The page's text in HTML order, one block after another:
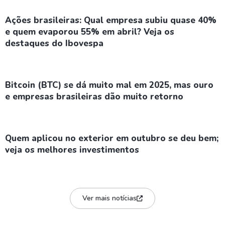
Ações brasileiras: Qual empresa subiu quase 40%
e quem evaporou 55% em abril? Veja os
destaques do Ibovespa
Bitcoin (BTC) se dá muito mal em 2025, mas ouro
e empresas brasileiras dão muito retorno
Quem aplicou no exterior em outubro se deu bem;
veja os melhores investimentos
Ver mais notícias